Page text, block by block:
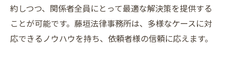
約しつつ、関係者全員にとって最適な解決策を提供する
ことが可能です。藤垣法律事務所は、多様なケースに対
応できるノウハウを持ち、依頼者様の信頼に応えます。